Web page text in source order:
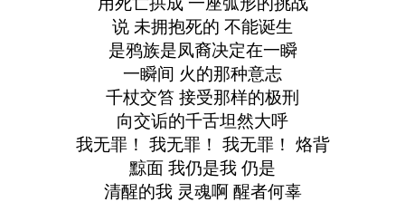
说 未拥抱死的 不能诞生
是鸦族是凤裔决定在一瞬
一瞬间 火的那种意志
千杖交笞 接受那样的极刑
向交诟的千舌坦然大呼
我无罪！ 我无罪！ 我无罪！ 烙背
黥面 我仍是我 仍是
清醒的我 灵魂啊 醒者何辜